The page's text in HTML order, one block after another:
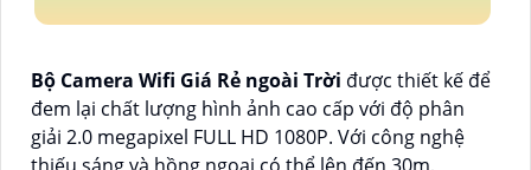
Bộ Camera Wifi Giá Rẻ ngoài Trời được thiết kế để
đem lại chất lượng hình ảnh cao cấp với độ phân
giải 2.0 megapixel FULL HD 1080P. Với công nghệ